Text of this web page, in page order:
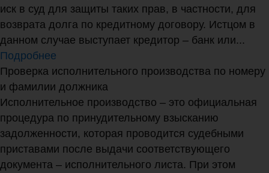
иск в суд для защиты таких прав, в частности, для
возврата долга по кредитному договору. Истцом в
данном случае выступает кредитор – банк или...
Подробнее
Проверка исполнительного производства по номеру
и фамилии должника
Исполнительное производство – это официальная
процедура по принудительному взысканию
задолженности, которая проводится судебными
приставами после выдачи соответствующего
документа – исполнительного листа. При этом